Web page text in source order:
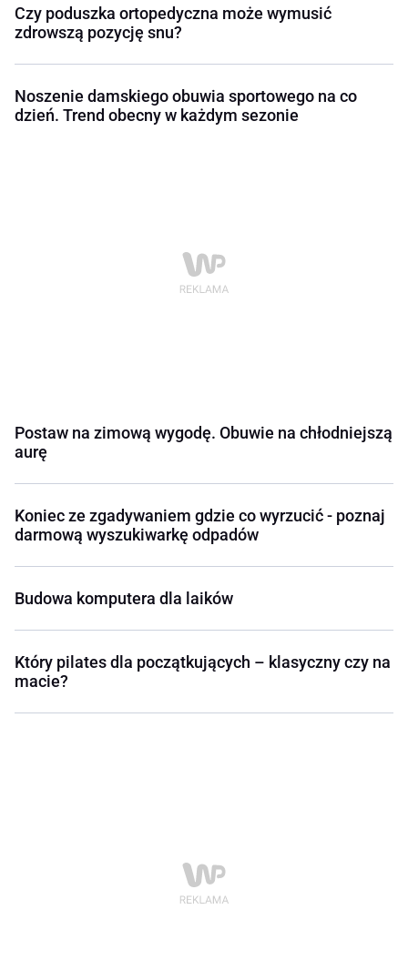
Czy poduszka ortopedyczna może wymusić
zdrowszą pozycję snu?
Noszenie damskiego obuwia sportowego na co
dzień. Trend obecny w każdym sezonie
Postaw na zimową wygodę. Obuwie na chłodniejszą
aurę
Koniec ze zgadywaniem gdzie co wyrzucić - poznaj
darmową wyszukiwarkę odpadów
Budowa komputera dla laików
Który pilates dla początkujących – klasyczny czy na
macie?